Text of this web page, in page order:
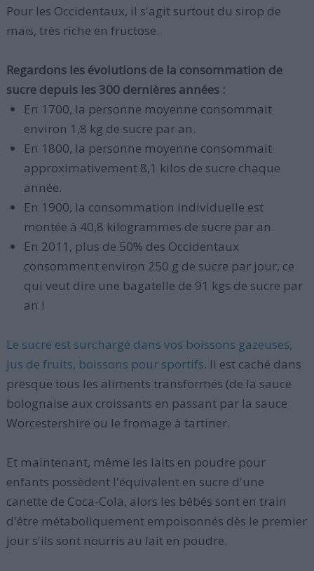
Pour les Occidentaux, il s'agit surtout du sirop de
maïs, très riche en fructose.
Regardons les évolutions de la consommation de
sucre depuis les 300 dernières années :
En 1700, la personne moyenne consommait
environ 1,8 kg de sucre par an.
En 1800, la personne moyenne consommait
approximativement 8,1 kilos de sucre chaque
année.
En 1900, la consommation individuelle est
montée à 40,8 kilogrammes de sucre par an.
En 2011, plus de 50% des Occidentaux
consomment environ 250 g de sucre par jour, ce
qui veut dire une bagatelle de 91 kgs de sucre par
an !
Le sucre est surchargé dans vos boissons gazeuses,
jus de fruits, boissons pour sportifs. Il est caché dans
presque tous les aliments transformés (de la sauce
bolognaise aux croissants en passant par la sauce
Worcestershire ou le fromage à tartiner.
Et maintenant, même les laits en poudre pour
enfants possèdent l'équivalent en sucre d'une
canette de Coca-Cola, alors les bébés sont en train
d'être métaboliquement empoisonnés dès le premier
jour s'ils sont nourris au lait en poudre.